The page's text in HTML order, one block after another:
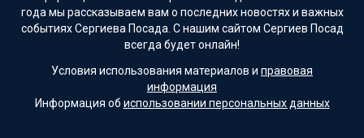
года мы рассказываем вам о последних новостях и важных
событиях Сергиева Посада. С нашим сайтом Сергиев Посад
всегда будет онлайн!
Условия использования материалов и правовая
информация
Информация об использовании персональных данных